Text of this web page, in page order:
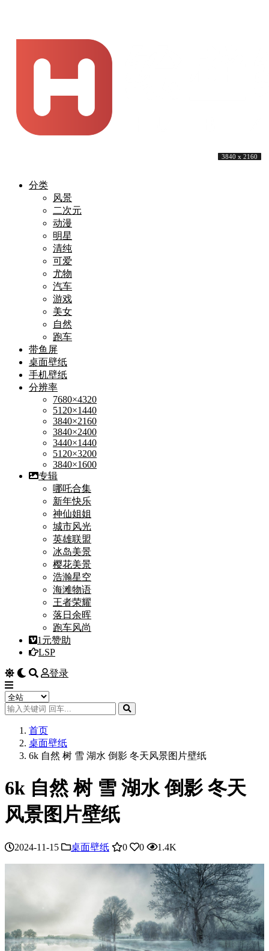
分类
风景
二次元
动漫
明星
清纯
可爱
尤物
汽车
游戏
美女
自然
跑车
带鱼屏
桌面壁纸
手机壁纸
分辨率
7680×4320
5120×1440
3840×2160
3840×2400
3440×1440
5120×3200
3840×1600
专辑
哪吒合集
新年快乐
神仙姐姐
城市风光
英雄联盟
冰岛美景
樱花美景
浩瀚星空
海滩物语
王者荣耀
落日余晖
跑车风尚
1元赞助
LSP
登录
首页
桌面壁纸
6k 自然 树 雪 湖水 倒影 冬天风景图片壁纸
6k 自然 树 雪 湖水 倒影 冬天
风景图片壁纸
2024-11-15 桌面壁纸 0 0 1.4K
3840 x 2160
5120 x 3200
3840 x 2160
5120 x 3200
3840 x 2400
5120 x 3200
3840 x 2160
3840 x 2160
3840 x 2160
3840 x 2160